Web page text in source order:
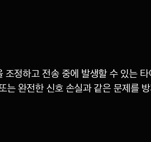
조정하고 전송 중에 발생할 수 있는
는 완전한 신호 손실과 같은 문제를